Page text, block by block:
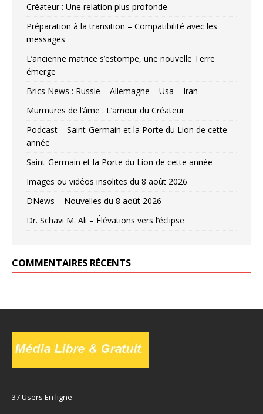
Créateur : Une relation plus profonde
Préparation à la transition – Compatibilité avec les
messages
L’ancienne matrice s’estompe, une nouvelle Terre
émerge
Brics News : Russie – Allemagne – Usa – Iran
Murmures de l’âme : L’amour du Créateur
Podcast – Saint-Germain et la Porte du Lion de cette
année
Saint-Germain et la Porte du Lion de cette année
Images ou vidéos insolites du 8 août 2026
DNews – Nouvelles du 8 août 2026
Dr. Schavi M. Ali – Élévations vers l’éclipse
COMMENTAIRES RÉCENTS
37 Users En ligne